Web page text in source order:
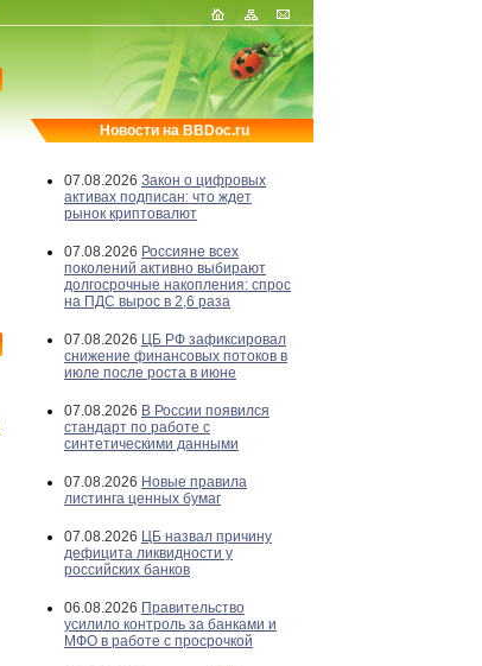
Новости на BBDoc.ru
07.08.2026 Закон о цифровых
активах подписан: что ждет
рынок криптовалют
07.08.2026 Россияне всех
поколений активно выбирают
долгосрочные накопления: спрос
на ПДС вырос в 2,6 раза
07.08.2026 ЦБ РФ зафиксировал
снижение финансовых потоков в
июле после роста в июне
07.08.2026 В России появился
стандарт по работе с
синтетическими данными
07.08.2026 Новые правила
листинга ценных бумаг
07.08.2026 ЦБ назвал причину
дефицита ликвидности у
российских банков
06.08.2026 Правительство
усилило контроль за банками и
МФО в работе с просрочкой